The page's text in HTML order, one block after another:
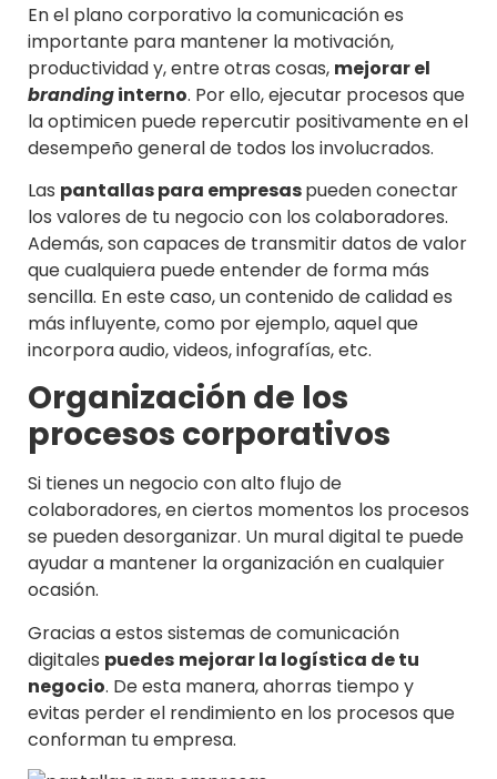
En el plano corporativo la comunicación es
importante para mantener la motivación,
productividad y, entre otras cosas, mejorar el
brandinginterno. Por ello, ejecutar procesos que
la optimicen puede repercutir positivamente en el
desempeño general de todos los involucrados.
Las pantallas para empresaspueden conectar
los valores de tu negocio con los colaboradores.
Además, son capaces de transmitir datos de valor
que cualquiera puede entender de forma más
sencilla. En este caso, un contenido de calidad es
más influyente, como por ejemplo, aquel que
incorpora audio, videos, infografías, etc.
Organización de los
procesos corporativos
Si tienes un negocio con alto flujo de
colaboradores, en ciertos momentos los procesos
se pueden desorganizar. Un mural digital te puede
ayudar a mantener la organización en cualquier
ocasión.
Gracias a estos sistemas de comunicación
digitales puedes mejorar la logística de tu
negocio. De esta manera, ahorras tiempo y
evitas perder el rendimiento en los procesos que
conforman tu empresa.